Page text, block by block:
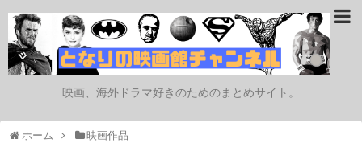
映画、海外ドラマ好きのためのまとめサイト。
ホーム 映画作品